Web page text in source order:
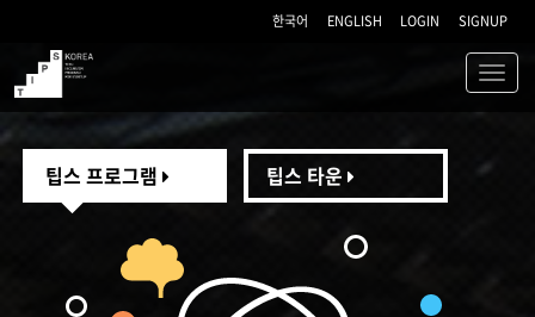
한국어 ENGLISH LOGIN SIGNUP
TIPS
팁스 프로그램 팁스 타운